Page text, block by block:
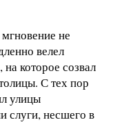
не
велел
которое созвал
С тех пор
улицы
слуги, несшего в